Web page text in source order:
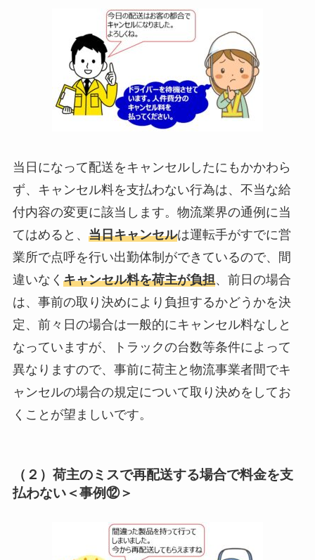
当日になって配送をキャンセルしたにもかかわら
ず、キャンセル料を支払わない行為は、不当な給
付内容の変更に該当します。物流業界の通例に当
てはめると、 当日キャンセルは運転手がすでに営
業所で点呼を行い出勤体制ができているので、間
違いなく キャンセル料を荷主が負担、前日の場合
は、事前の取り決めにより負担するかどうかを決
定、前々日の場合は一般的にキャンセル料なしと
なっていますが、トラックの台数等条件によって
異なりますので、事前に荷主と物流事業者間でキ
ャンセルの場合の規定について取り決めをしてお
くことが望ましいです。
（２）荷主のミスで再配送する場合で料金を支
払わない＜事例⑫＞